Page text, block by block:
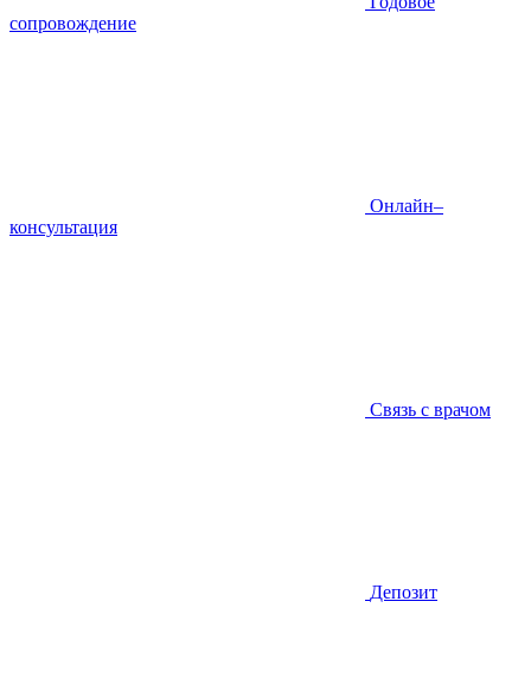
сопровождение
Онлайн–
консультация
Связь с врачом
Депозит